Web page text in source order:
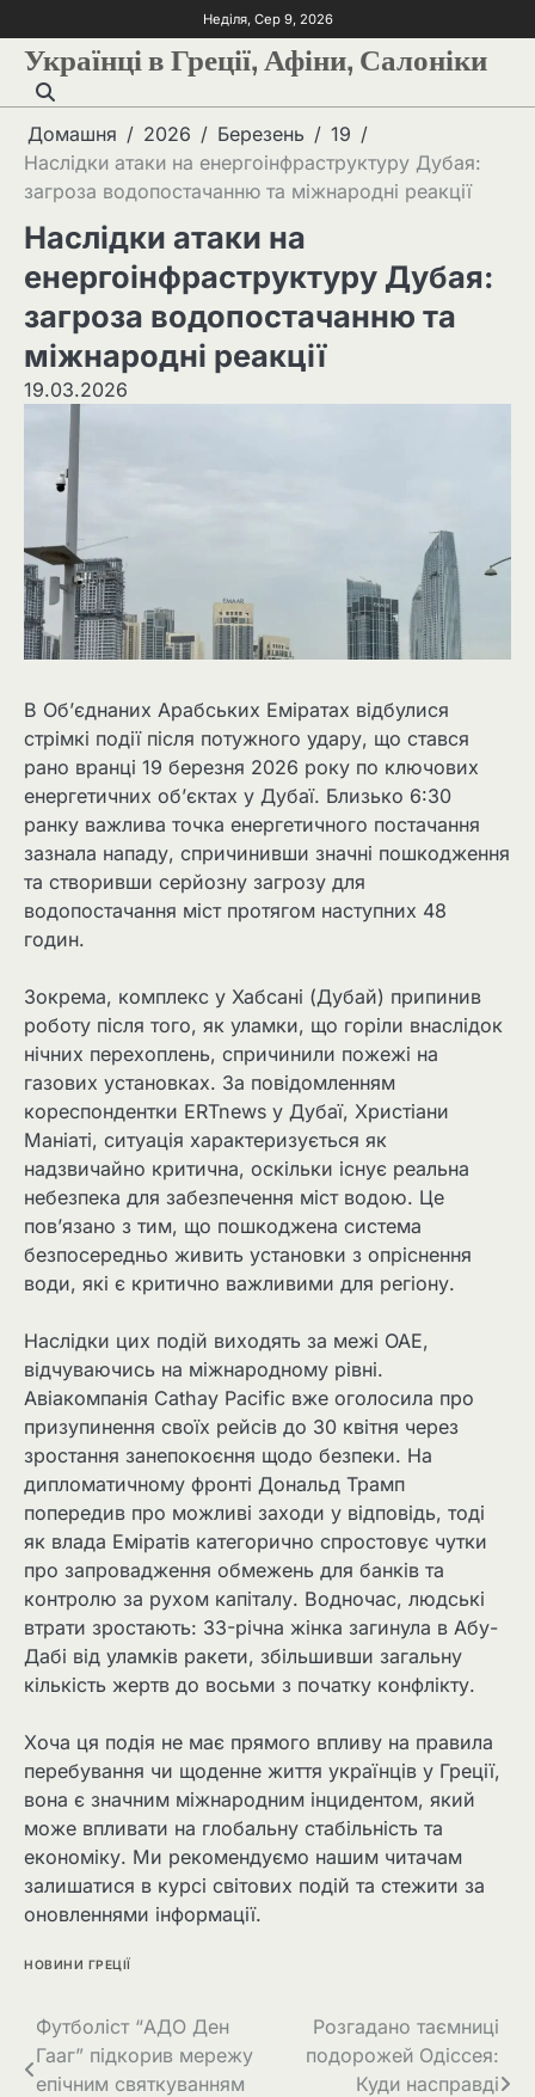
Неділя, Сер 9, 2026
Українці в Греції, Афіни, Салоніки
Домашня 2026 Березень
19
Наслідки атаки на енергоінфраструктуру Дубая:
загроза водопостачанню та міжнародні реакції
Наслідки атаки на
енергоінфраструктуру Дубая:
загроза водопостачанню та
міжнародні реакції
19.03.2026
В Об’єднаних Арабських Еміратах відбулися
стрімкі події після потужного удару, що стався
рано вранці 19 березня 2026 року по ключових
енергетичних об’єктах у Дубаї. Близько 6:30
ранку важлива точка енергетичного постачання
зазнала нападу, спричинивши значні пошкодження
та створивши серйозну загрозу для
водопостачання міст протягом наступних 48
годин.
Зокрема, комплекс у Хабсані (Дубай) припинив
роботу після того, як уламки, що горіли внаслідок
нічних перехоплень, спричинили пожежі на
газових установках. За повідомленням
кореспондентки ERTnews у Дубаї, Христіани
Маніаті, ситуація характеризується як
надзвичайно критична, оскільки існує реальна
небезпека для забезпечення міст водою. Це
пов’язано з тим, що пошкоджена система
безпосередньо живить установки з опріснення
води, які є критично важливими для регіону.
Наслідки цих подій виходять за межі ОАЕ,
відчуваючись на міжнародному рівні.
Авіакомпанія Cathay Pacific вже оголосила про
призупинення своїх рейсів до 30 квітня через
зростання занепокоєння щодо безпеки. На
дипломатичному фронті Дональд Трамп
попередив про можливі заходи у відповідь, тоді
як влада Еміратів категорично спростовує чутки
про запровадження обмежень для банків та
контролю за рухом капіталу. Водночас, людські
втрати зростають: 33-річна жінка загинула в Абу-
Дабі від уламків ракети, збільшивши загальну
кількість жертв до восьми з початку конфлікту.
Хоча ця подія не має прямого впливу на правила
перебування чи щоденне життя українців у Греції,
вона є значним міжнародним інцидентом, який
може впливати на глобальну стабільність та
економіку. Ми рекомендуємо нашим читачам
залишатися в курсі світових подій та стежити за
оновленнями інформації.
НОВИНИ ГРЕЦІЇ
Футболіст “АДО Ден
Гааг” підкорив мережу
епічним святкуванням
Розгадано таємниці
подорожей Одіссея:
Куди насправді